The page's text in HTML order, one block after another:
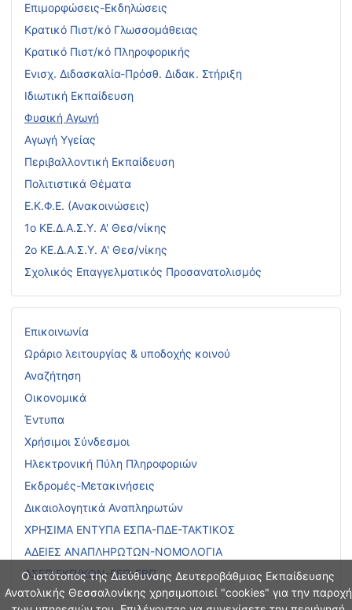
Ο ιστότοπος της Διεύθυνσης Δευτεροβάθμιας Εκπαίδευσης
Ανατολικής Θεσσαλονίκης χρησιμοποιεί "cookies" για την παροχή
Επιμορφώσεις-Εκδηλώσεις
Κρατικό Πιστ/κό Γλωσσομάθειας
Κρατικό Πιστ/κό Πληροφορικής
Ενισχ. Διδασκαλία-Πρόσθ. Διδακ. Στήριξη
Ιδιωτική Εκπαίδευση
Φυσική Αγωγή
Αγωγή Υγείας
Περιβαλλοντική Εκπαίδευση
Πολιτιστικά Θέματα
Ε.Κ.Φ.Ε. (Ανακοινώσεις)
1ο ΚΕ.Δ.Α.Σ.Υ. Α' Θεσ/νίκης
2ο ΚΕ.Δ.Α.Σ.Υ. Α' Θεσ/νίκης
Σχολικός Επαγγελματικός Προσανατολισμός
Επικοινωνία
Ωράριο λειτουργίας & υποδοχής κοινού
Αναζήτηση
Οικονομικά
Έντυπα
Χρήσιμοι Σύνδεσμοι
Ηλεκτρονική Πύλη Πληροφοριών
Εκδρομές-Μετακινήσεις
Δικαιολογητικά Αναπληρωτών
ΧΡΗΣΙΜΑ ΕΝΤΥΠΑ ΕΣΠΑ-ΠΔΕ-ΤΑΚΤΙΚΟΣ
ΑΔΕΙΕΣ ΑΝΑΠΛΗΡΩΤΩΝ-ΝΟΜΟΛΟΓΙΑ
ΑΣΕΠ ΕΚΠ/ΚΩΝ-ΕΕΠ-ΕΒΠ